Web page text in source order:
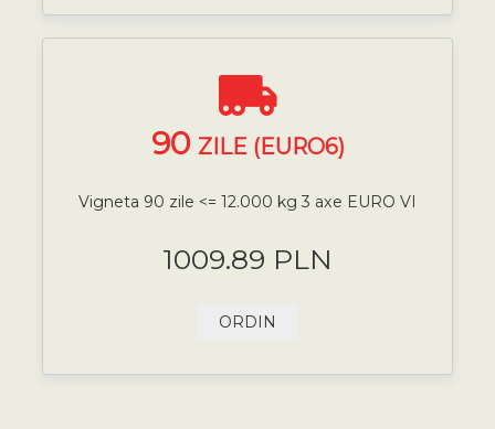
90 ZILE (EURO6)
Vigneta 90 zile <= 12.000 kg 3 axe EURO VI
1009.89 PLN
ORDIN